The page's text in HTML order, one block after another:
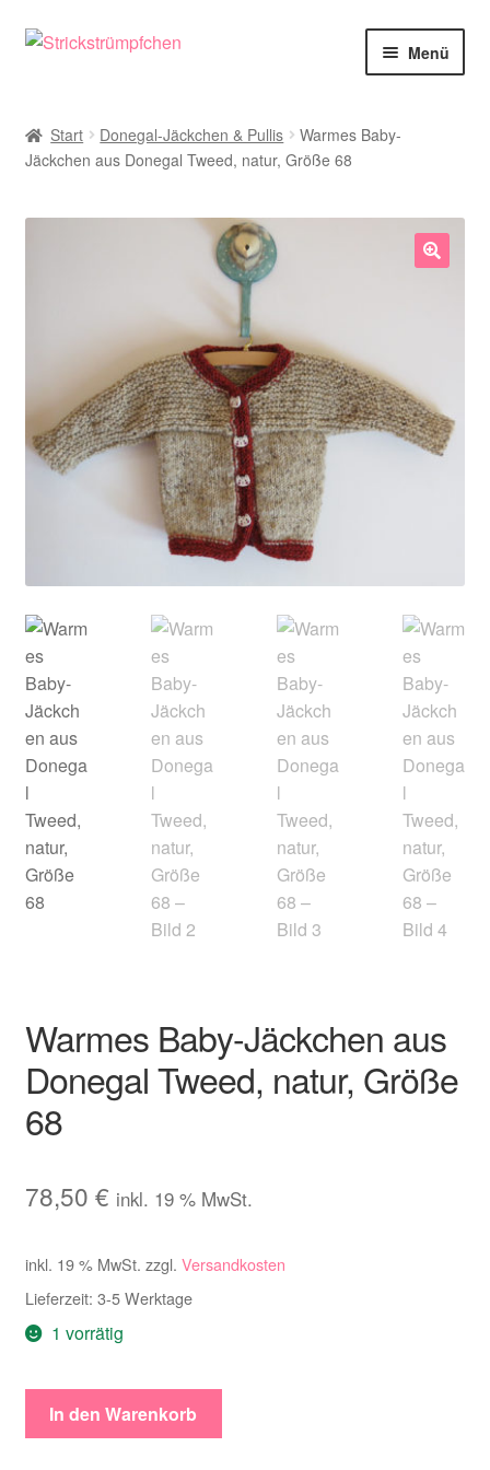
Zur
Zum
Menü
Babysöckchen
Donegal-Jäckchen & Pullis
Über Strickstrümpfchen
Service
Start Donegal-Jäckchen & Pullis
Warmes Baby-
Jäckchen aus Donegal Tweed, natur, Größe 68
Warmes Baby-Jäckchen aus
Donegal Tweed, natur, Größe
68
78,50 € inkl. 19 % MwSt.
inkl. 19 % MwSt. zzgl. Versandkosten
Lieferzeit: 3-5 Werktage
1 vorrätig
Warmes
Baby-
In den Warenkorb